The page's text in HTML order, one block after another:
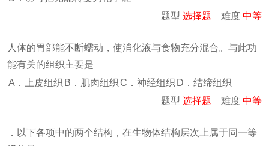
题型 选择题 难度 中等
人体的胃部能不断蠕动，使消化液与食物充分混合。与此功
能有关的组织主要是
A．上皮组织 B．肌肉组织C．神经组织 D．结缔组织
题型 选择题 难度 中等
．以下各项中的两个结构，在生物体结构层次上属于同一等